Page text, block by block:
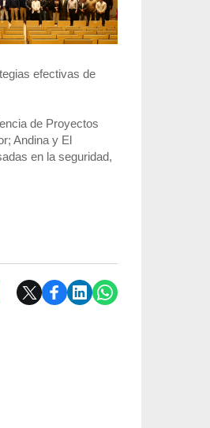
efectivas de
de Proyectos
Andina y El
en la seguridad,